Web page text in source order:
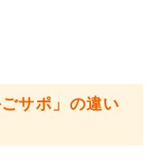
サポ」の違い